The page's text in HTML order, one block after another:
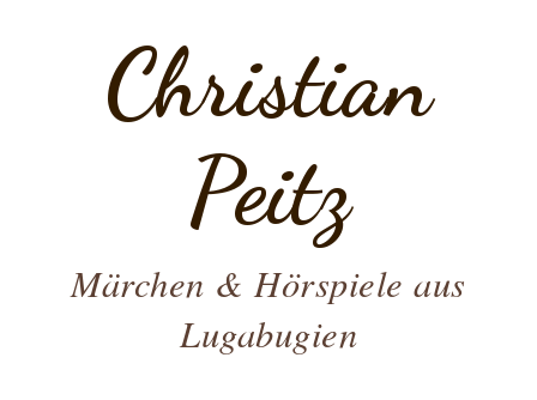
überspringenChristian
Peitz
Märchen & Hörspiele aus
Lugabugien